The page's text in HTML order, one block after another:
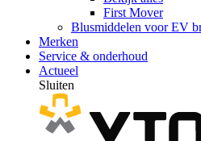
First Mover
Blusmiddelen voor EV
Merken
Service & onderhoud
Actueel
Sluiten